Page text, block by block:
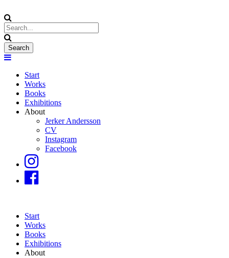
Start
Works
Books
Exhibitions
About
Jerker Andersson
CV
Instagram
Facebook
Start
Works
Books
Exhibitions
About